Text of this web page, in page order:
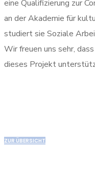
eine Qualifizierung zur
an der Akademie für
studiert sie Soziale
Wir freuen uns sehr,
dieses Projekt
ZUR ÜBERSICHT